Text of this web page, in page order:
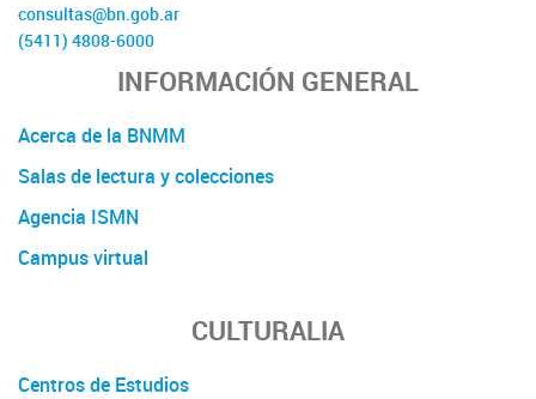
consultas@bn.gob.ar
(5411) 4808-6000
INFORMACIÓN GENERAL
Acerca de la BNMM
Salas de lectura y colecciones
Agencia ISMN
Campus virtual
CULTURALIA
Centros de Estudios